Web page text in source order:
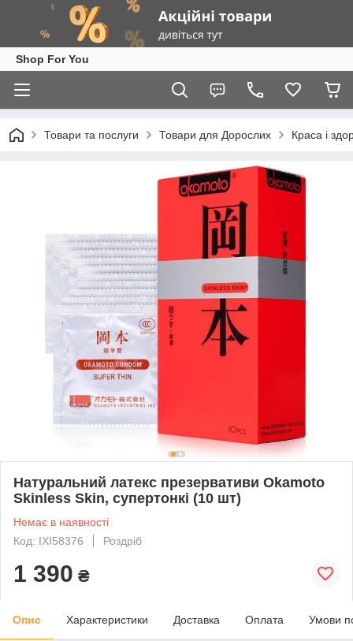
Shop For You
Товари та послуги Товари для Дорослих Краса і
Натуральний латекс презервативи Okamoto
Skinless Skin, супертонкі (10 шт)
Немає в наявності
Код: IXI58376
Роздріб
1 390 ₴
Опис Характеристики Доставка Оплата Умови